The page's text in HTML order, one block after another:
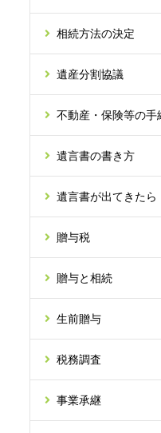
相続方法の決定
遺産分割協議
不動産・保険等の手
遺言書の書き方
遺言書が出てきたら
贈与税
贈与と相続
生前贈与
税務調査
事業承継